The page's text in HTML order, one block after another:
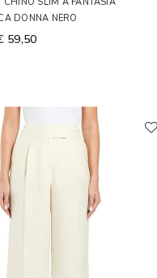
DONNA NERO
59,50